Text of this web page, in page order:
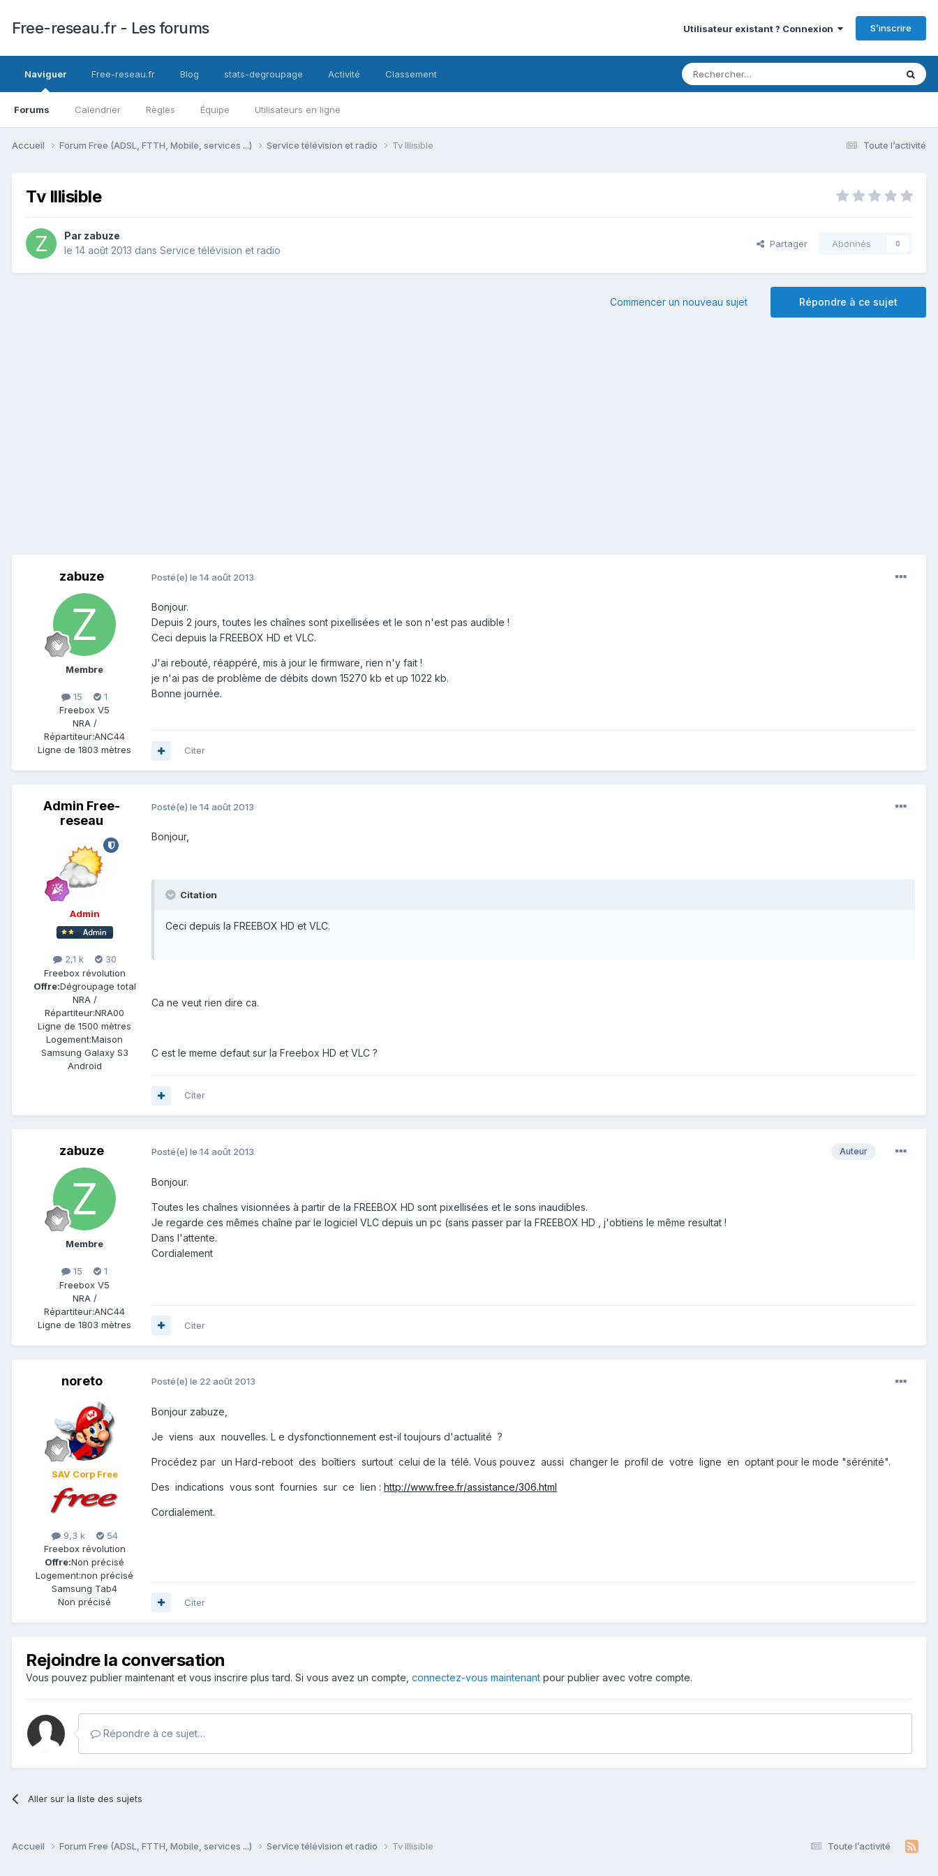
Free-reseau.fr - Les forums Utilisateur existant ? Connexion S’inscrire
Naviguer
Forums Calendrier Règles Équipe Utilisateurs en ligne
Free-reseau.fr Blog stats-degroupage Activité Classement
Toute l’activité
Accueil Forum Free (ADSL, FTTH, Mobile, services ...) Service télévision et radio Tv Illisible
Tv Illisible
Par zabuze
le 14 août 2013 dans Service télévision et radio
Partager Abonnés 0
Répondre à ce sujet
Commencer un nouveau sujet
zabuze
Membre
15
1
Freebox V5
NRA /
Répartiteur:ANC44
Ligne de 1803 mètres
Posté(e) le 14 août 2013
Bonjour.
Depuis 2 jours, toutes les chaînes sont pixellisées et le son n'est pas audible !
Ceci depuis la FREEBOX HD et VLC.
J'ai rebouté, réappéré, mis à jour le firmware, rien n'y fait !
je n'ai pas de problème de débits down 15270 kb et up 1022 kb.
Bonne journée.
Citer
Admin Free-
reseau
Admin
2,1 k
30
Freebox révolution
Offre:Dégroupage total
NRA /
Répartiteur:NRA00
Ligne de 1500 mètres
Logement:Maison
Samsung Galaxy S3
Android
Posté(e) le 14 août 2013
Bonjour,
Citation
Ceci depuis la FREEBOX HD et VLC.
Ca ne veut rien dire ca.
C est le meme defaut sur la Freebox HD et VLC ?
Citer
zabuze
Membre
15
1
Freebox V5
NRA /
Répartiteur:ANC44
Ligne de 1803 mètres
Auteur
Posté(e) le 14 août 2013
Bonjour.
Toutes les chaînes visionnées à partir de la FREEBOX HD sont pixellisées et le sons inaudibles.
Je regarde ces mêmes chaîne par le logiciel VLC depuis un pc (sans passer par la FREEBOX HD , j'obtiens le même resultat !
Dans l'attente.
Cordialement
Citer
noreto
SAV Corp Free
9,3 k
54
Freebox révolution
Offre:Non précisé
Logement:non précisé
Samsung Tab4
Non précisé
Posté(e) le 22 août 2013
Bonjour zabuze,
Je viens aux nouvelles. L e dysfonctionnement est-il toujours d'actualité ?
Procédez par un Hard-reboot des boîtiers surtout celui de la télé. Vous pouvez aussi changer le profil de votre ligne en optant pour le mode "sérénité".
Des indications vous sont fournies sur ce lien : http://www.free.fr/assistance/306.html
Cordialement.
Citer
Rejoindre la conversation
Vous pouvez publier maintenant et vous inscrire plus tard. Si vous avez un compte, connectez-vous maintenant pour publier avec votre compte.
Répondre à ce sujet…
Aller sur la liste des sujets
Toute l’activité
Accueil Forum Free (ADSL, FTTH, Mobile, services ...) Service télévision et radio Tv Illisible